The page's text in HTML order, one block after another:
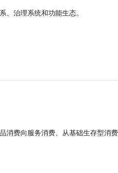
、治理系统和功能生态。
消费向服务消费、从基础生存型消